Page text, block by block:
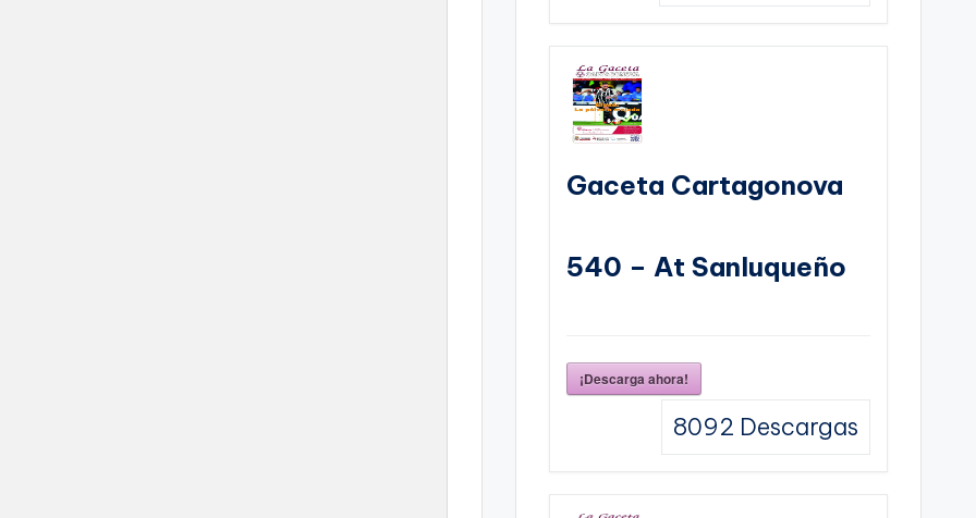
Gaceta Cartagonova
540 – At Sanluqueño
¡Descarga ahora!
8092 Descargas